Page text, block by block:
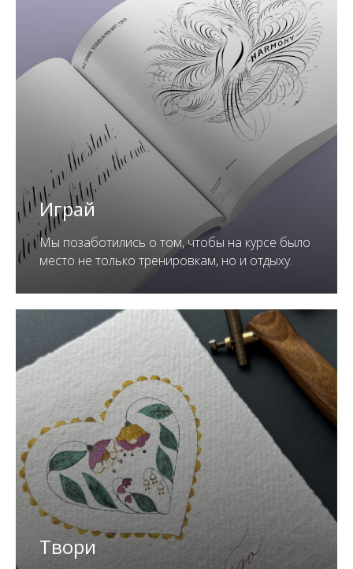
Играй
Мы позаботились о том, чтобы на курсе было
место не только тренировкам, но и отдыху.
Твори